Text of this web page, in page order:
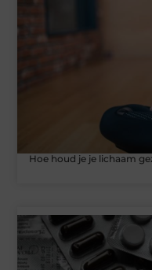
Hoe houd je je lichaam